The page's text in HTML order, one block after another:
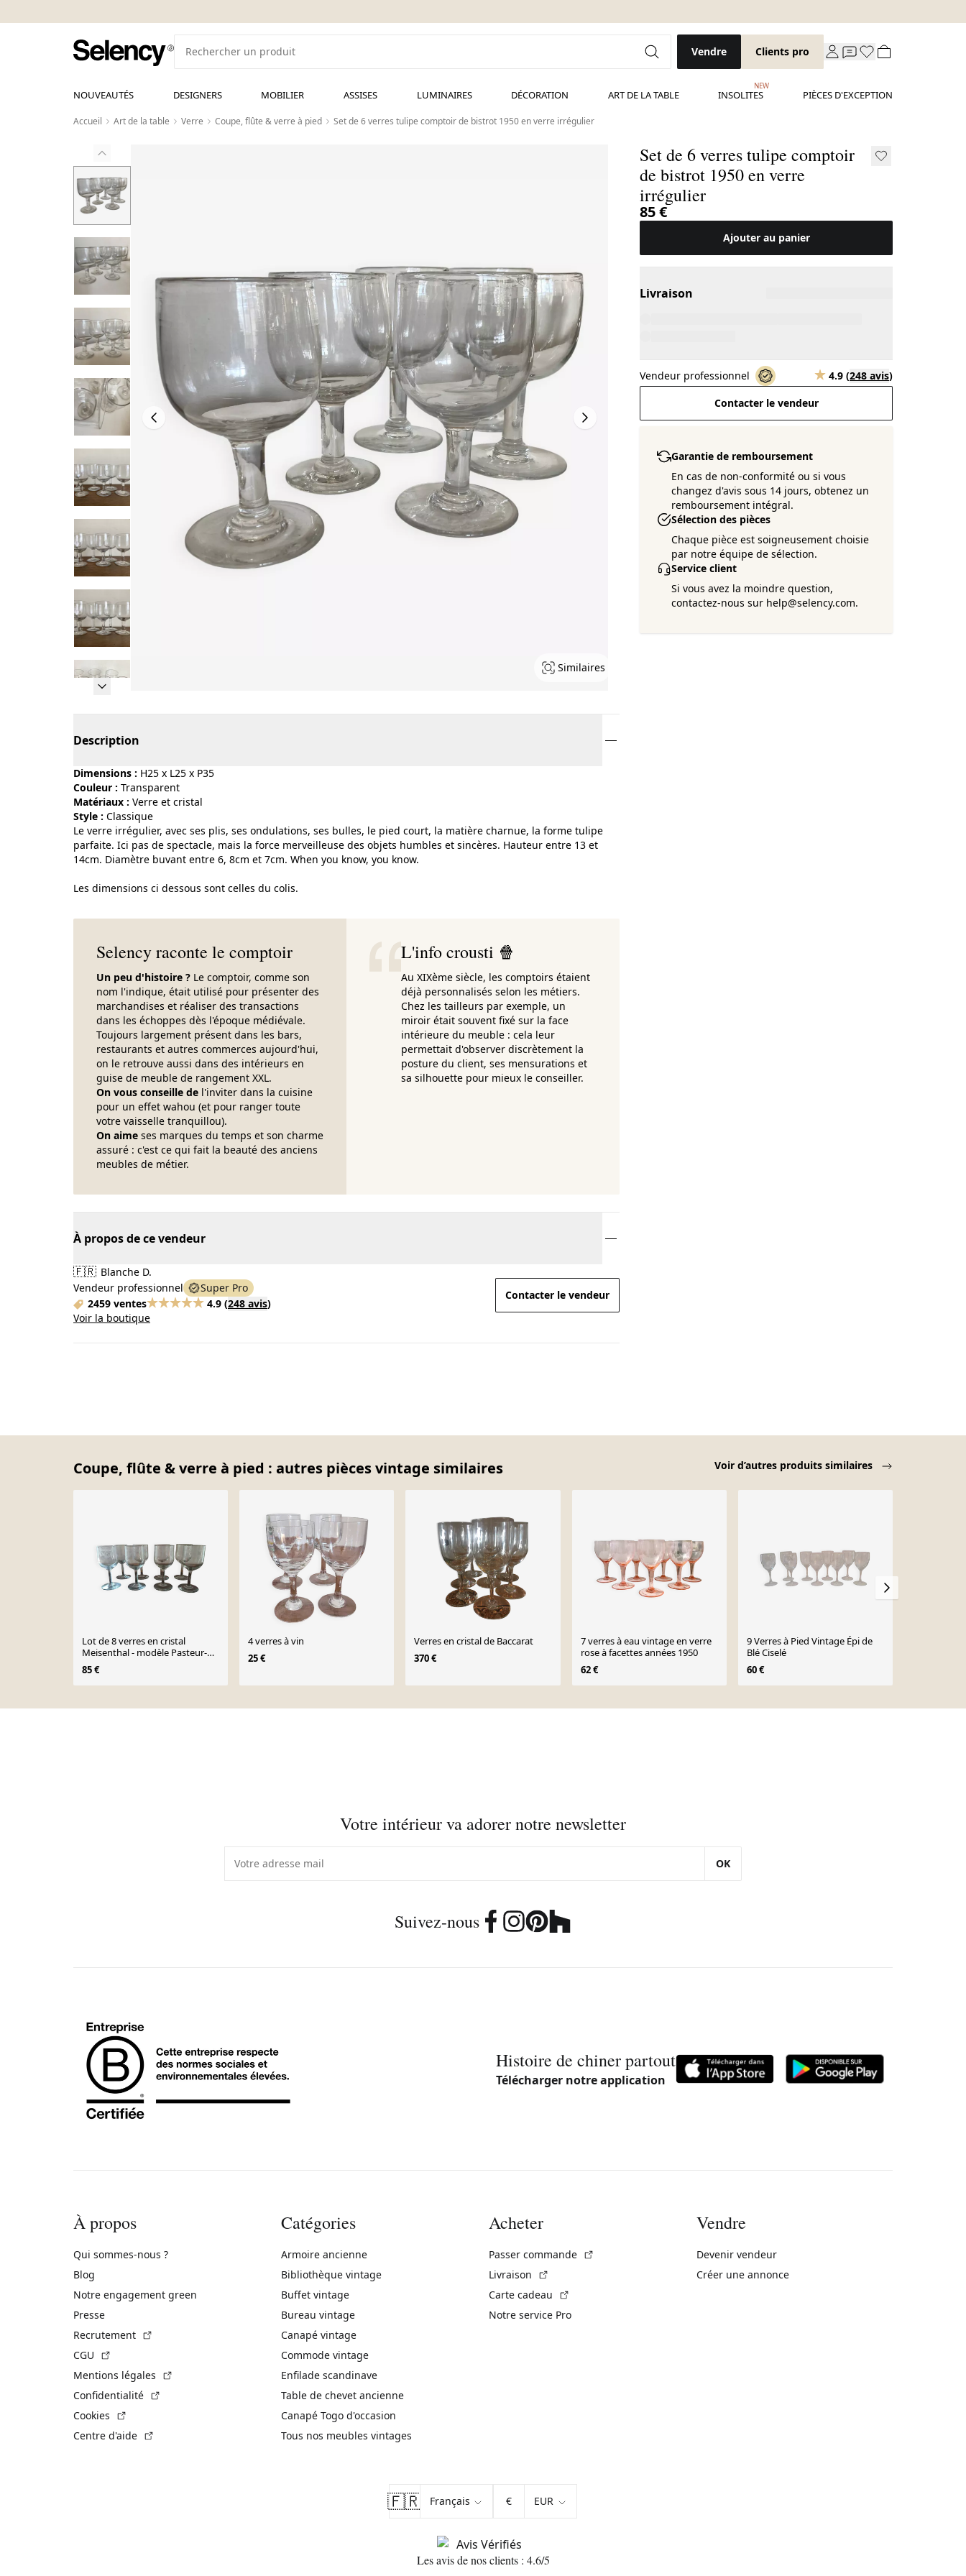
Vendre Clients pro
NOUVEAUTÉS DESIGNERS MOBILIER ASSISES LUMINAIRES DÉCORATION ART DE LA TABLE INSOLITES
NEW
PIÈCES D'EXCEPTION
Accueil Art de la table Verre Coupe, flûte & verre à pied Set de 6 verres tulipe comptoir de bistrot 1950 en verre irrégulier
Similaires
Set de 6 verres tulipe comptoir
de bistrot 1950 en verre
irrégulier
85 €
Ajouter au panier
Livraison
Vendeur professionnel 4.9 (248 avis)
Contacter le vendeur
Garantie de remboursement
En cas de non-conformité ou si vous
changez d'avis sous 14 jours, obtenez un
remboursement intégral.
Sélection des pièces
Chaque pièce est soigneusement choisie
par notre équipe de sélection.
Service client
Si vous avez la moindre question,
contactez-nous sur help@selency.com.
Description
Dimensions : H25 x L25 x P35
Couleur :
transparent
Matériaux :
verre et cristal
Style :
classique
Le verre irrégulier, avec ses plis, ses ondulations, ses bulles, le pied court, la matière charnue, la forme tulipe
parfaite. Ici pas de spectacle, mais la force merveilleuse des objets humbles et sincères. Hauteur entre 13 et
14cm. Diamètre buvant entre 6, 8cm et 7cm. When you know, you know.
Les dimensions ci dessous sont celles du colis.
Selency raconte le comptoir
Un peu d'histoire ? Le comptoir, comme son
nom l'indique, était utilisé pour présenter des
marchandises et réaliser des transactions
dans les échoppes dès l'époque médiévale.
Toujours largement présent dans les bars,
restaurants et autres commerces aujourd'hui,
on le retrouve aussi dans des intérieurs en
guise de meuble de rangement XXL.
On vous conseille de l'inviter dans la cuisine
pour un effet wahou (et pour ranger toute
votre vaisselle tranquillou).
On aime ses marques du temps et son charme
assuré : c'est ce qui fait la beauté des anciens
meubles de métier.
L'info crousti 🍿
Au XIXème siècle, les comptoirs étaient
déjà personnalisés selon les métiers.
Chez les tailleurs par exemple, un
miroir était souvent fixé sur la face
intérieure du meuble : cela leur
permettait d'observer discrètement la
posture du client, ses mensurations et
sa silhouette pour mieux le conseiller.
À propos de ce vendeur
🇫🇷 Blanche D.
Vendeur professionnel
Super Pro
2459 ventes
4.9 (248 avis)
Voir la boutique
Contacter le vendeur
Coupe, flûte & verre à pied : autres pièces vintage similaires Voir d’autres produits similaires
Lot de 8 verres en cristal
Meisenthal - modèle Pasteur-
décor empire
85 €
4 verres à vin
25 €
Verres en cristal de Baccarat
370 €
7 verres à eau vintage en verre
rose à facettes années 1950
62 €
9 Verres à Pied Vintage Épi de
Blé Ciselé
60 €
Votre intérieur va adorer notre newsletter
OK
Suivez-nous
Histoire de chiner partout
Télécharger notre application
À propos
Qui sommes-nous ?
Blog
Notre engagement green
Presse
Recrutement
CGU
Mentions légales
Confidentialité
Cookies
Centre d'aide
Catégories
Armoire ancienne
Bibliothèque vintage
Buffet vintage
Bureau vintage
Canapé vintage
Commode vintage
Enfilade scandinave
Table de chevet ancienne
Canapé Togo d'occasion
Tous nos meubles vintages
Acheter
Passer commande
Livraison
Carte cadeau
Notre service Pro
Vendre
Devenir vendeur
Créer une annonce
🇫🇷 €
Les avis de nos clients : 4.6/5